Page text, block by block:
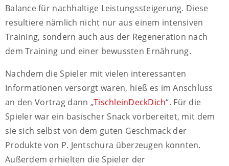
Balance für nachhaltige Leistungssteigerung. Diese
resultiere nämlich nicht nur aus einem intensiven
Training, sondern auch aus der Regeneration nach
dem Training und einer bewussten Ernährung.
Nachdem die Spieler mit vielen interessanten
Informationen versorgt waren, hieß es im Anschluss
an den Vortrag dann „TischleinDeckDich“. Für die
Spieler war ein basischer Snack vorbereitet, mit dem
sie sich selbst von dem guten Geschmack der
Produkte von P. Jentschura überzeugen konnten.
Außerdem erhielten die Spieler der